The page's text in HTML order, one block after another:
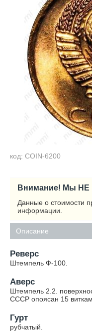
код: COIN-6200
Внимание! Мы НЕ
Данные о стоимости
информации.
Описание
Реверс
Штемпель Ф-100.
Аверс
Штемпель 2.2.
СССР опоясан 15
Гурт
рубчатый.